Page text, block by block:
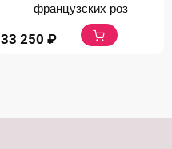
французских роз
33 250 ₽